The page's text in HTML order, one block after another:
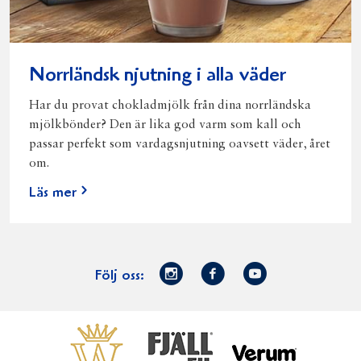
Norrländsk njutning i alla väder
Har du provat chokladmjölk från dina norrländska
mjölkbönder? Den är lika god varm som kall och
passar perfekt som vardagsnjutning oavsett väder, året
om.
Läs mer
Följ oss:
Norrmejerier
Facebook
Youtube
VästerbottensostFjällfil